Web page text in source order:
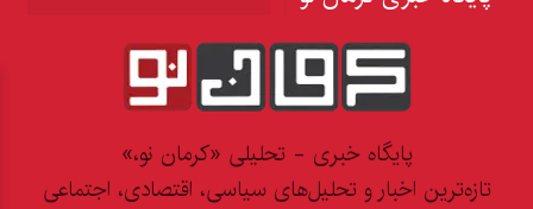
پایگاه خبری - تحلیلی «کرمان نو،»
تازه‌ترین اخبار و تحلیل‌های سیاسی، اقتصادی، اجتماعی